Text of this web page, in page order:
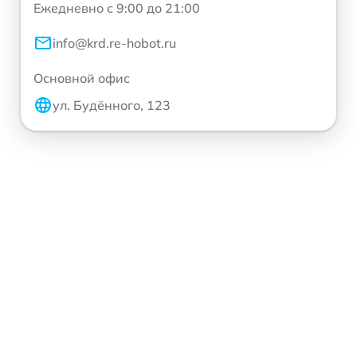
Ежедневно с 9:00 до 21:00
info@krd.re-hobot.ru
Основной офис
ул. Будённого, 123